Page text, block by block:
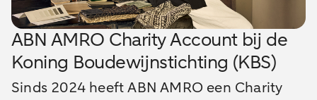
ABN AMRO Charity Account bij de
Koning Boudewijnstichting (KBS)
Sinds 2024 heeft ABN AMRO een Charity